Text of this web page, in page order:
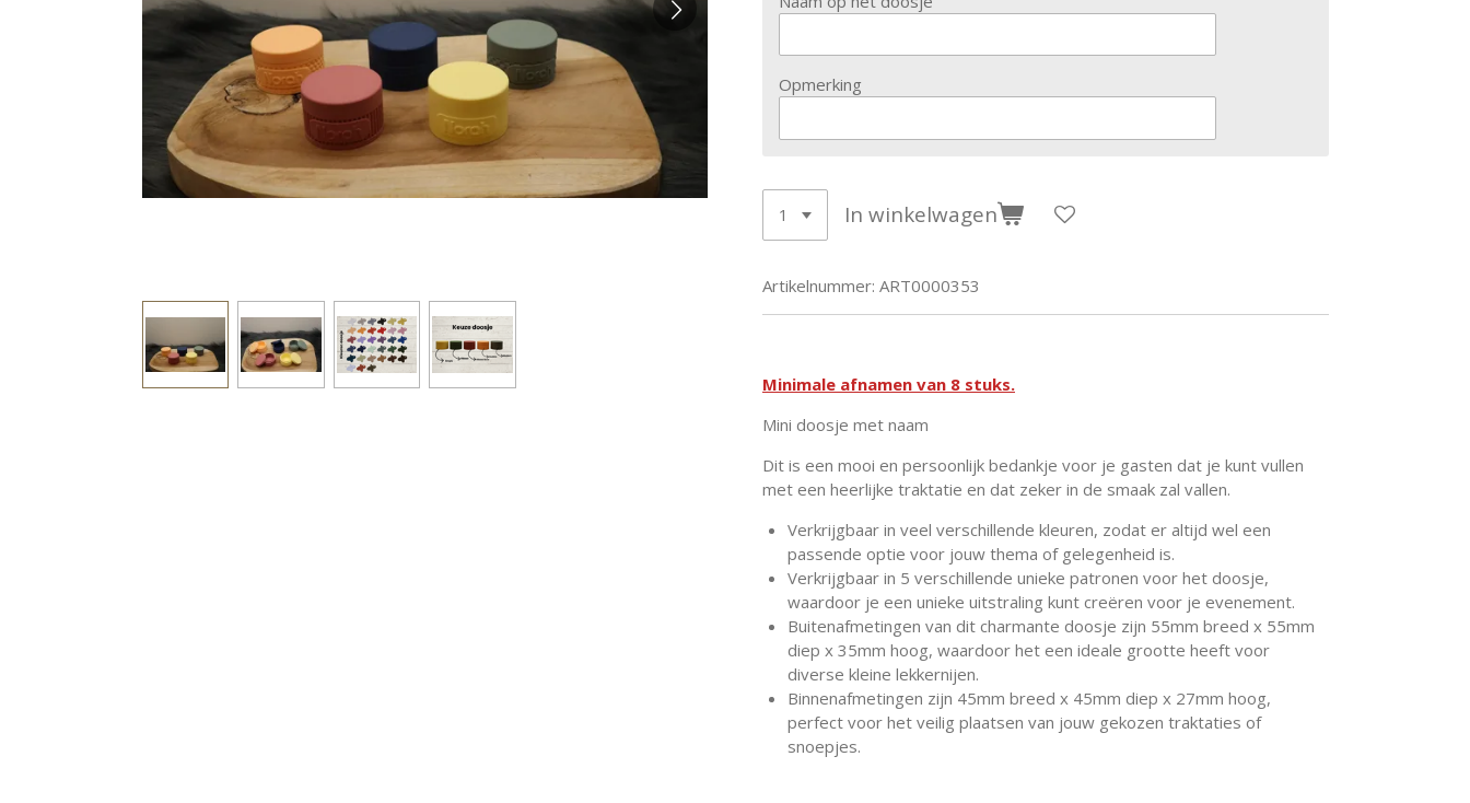
Opmerking
In winkelwagen
Artikelnummer: ART0000353
Minimale afnamen van 8 stuks.
Mini doosje met naam
Dit is een mooi en persoonlijk bedankje voor je gasten dat je kunt vullen
met een heerlijke traktatie en dat zeker in de smaak zal vallen.
Verkrijgbaar in veel verschillende kleuren, zodat er altijd wel een
passende optie voor jouw thema of gelegenheid is.
Verkrijgbaar in 5 verschillende unieke patronen voor het doosje,
waardoor je een unieke uitstraling kunt creëren voor je evenement.
Buitenafmetingen van dit charmante doosje zijn 55mm breed x 55mm
diep x 35mm hoog, waardoor het een ideale grootte heeft voor
diverse kleine lekkernijen.
Binnenafmetingen zijn 45mm breed x 45mm diep x 27mm hoog,
perfect voor het veilig plaatsen van jouw gekozen traktaties of
snoepjes.